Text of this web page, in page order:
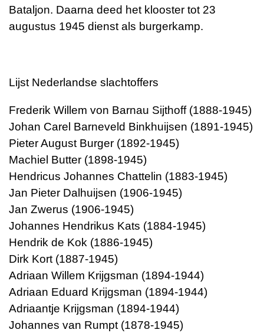
Bataljon. Daarna deed het klooster tot 23
augustus 1945 dienst als burgerkamp.
Lijst Nederlandse slachtoffers
Frederik Willem von Barnau Sijthoff (1888-1945)
Johan Carel Barneveld Binkhuijsen (1891-1945)
Pieter August Burger (1892-1945)
Machiel Butter (1898-1945)
Hendricus Johannes Chattelin (1883-1945)
Jan Pieter Dalhuijsen (1906-1945)
Jan Zwerus (1906-1945)
Johannes Hendrikus Kats (1884-1945)
Hendrik de Kok (1886-1945)
Dirk Kort (1887-1945)
Adriaan Willem Krijgsman (1894-1944)
Adriaan Eduard Krijgsman (1894-1944)
Adriaantje Krijgsman (1894-1944)
Johannes van Rumpt (1878-1945)